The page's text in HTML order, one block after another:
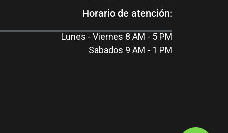
Horario de atención:
Lunes - Viernes 8 AM - 5 PM
Sabados 9 AM - 1 PM